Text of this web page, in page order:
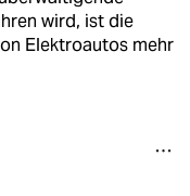
wird, ist die
Elektroautos mehr